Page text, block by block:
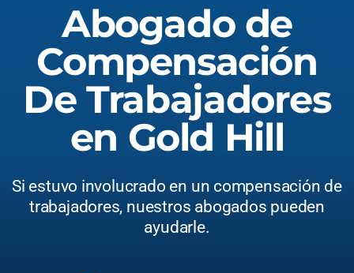
Abogado de
Compensación
De Trabajadores
en Gold Hill
Si estuvo involucrado en un compensación de
trabajadores, nuestros abogados pueden
ayudarle.